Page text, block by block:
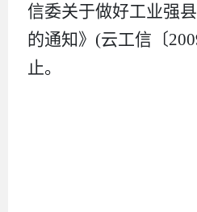
信委关于做好工业强
的通知》(云工信〔
止。